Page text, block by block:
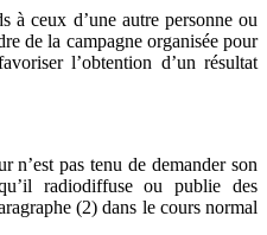
à ceux d’une autre personne ou
de la campagne organisée pour
l’obtention d’un résultat
pas tenu de demander son
radiodiffuse ou publie des
(2) dans le cours normal